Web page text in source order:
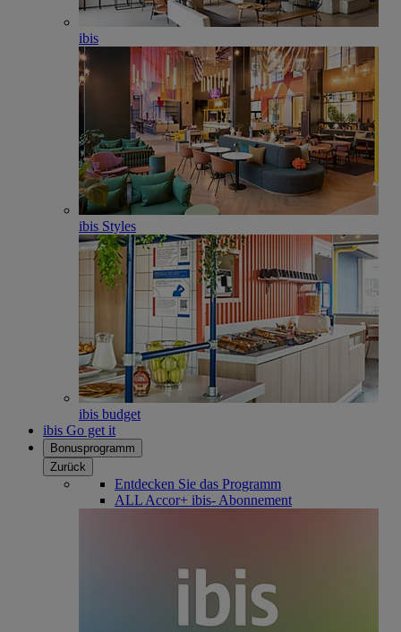
ibis
ibis Styles
ibis budget
ibis Go get it
Bonusprogramm
Zurück
Entdecken Sie das Programm
ALL Accor+ ibis- Abonnement